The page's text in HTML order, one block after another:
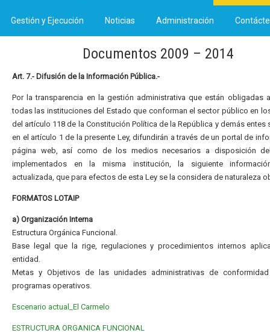
Gestión y Ejecución Noticias Administración
Documentos 2009 – 2014
Art. 7.- Difusión de la Información Pública.-
Por la transparencia en la gestión administrativa que están obligadas
todas las instituciones del Estado que conforman el sector público en
del artículo 118 de la Constitución Política de la República y demás entes
en el artículo 1 de la presente Ley, difundirán a través de un portal de
página web, así como de los medios necesarios a disposición
implementados en la misma institución, la siguiente
actualizada, que para efectos de esta Ley se la considera de naturaleza
FORMATOS LOTAIP
a) Organización Interna
Estructura Orgánica Funcional.
Base legal que la rige, regulaciones y procedimientos internos
entidad.
Metas y Objetivos de las unidades administrativas de
programas operativos.
Escenario actual_El Carmelo
ESTRUCTURA ORGANICA FUNCIONAL